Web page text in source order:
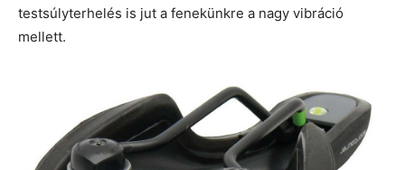
testsúlyterhelés is jut a fenekünkre a nagy vibráció
mellett.